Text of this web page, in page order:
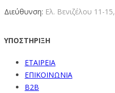
Διεύθυνση: Ελ. Βενιζέλου 11-15,
ΥΠΟΣΤΗΡΙΞΗ
ΕΤΑΙΡΕΙΑ
ΕΠΙΚΟΙΝΩΝΙΑ
B2B